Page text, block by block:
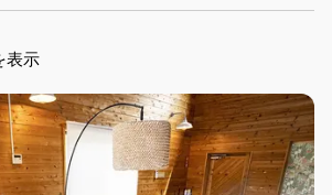
表示